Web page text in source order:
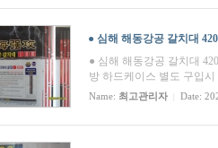
● 심해 해동강공 갈치대
● 심해 해동강공 갈치대
방 하드케이스 별도 구입
Name: 최고관리자 Date: